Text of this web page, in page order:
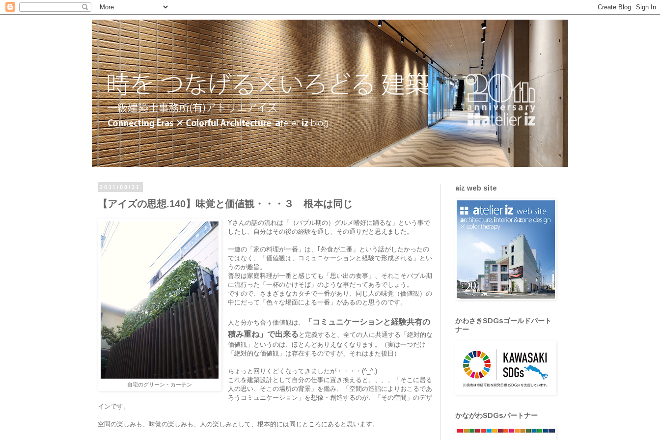
2011/08/31
【アイズの思想.140】味覚と価値観・・・３ 根本は同じ
自宅のグリーン・カーテン
Yさんの話の流れは「（バブル期の）グルメ嗜好に踊るな」という事で
したし、自分はその後の経験を通し、その通りだと思えました。
一連の「家の料理が一番」は、｢外食が二番」という話がしたかったの
ではなく、「価値観は、コミュニケーションと経験で形成される」とい
うのが趣旨。
普段は家庭料理が一番と感じても「思い出の食事」、それこそバブル期
に流行った「一杯のかけそば」のような事だってあるでしょう。
ですので、さまざまなカタチで一番があり、同じ人の味覚（価値観）の
中にだって「色々な場面による一番」があるのと思うのです。
人と分かち合う価値観は、
「コミュニケーションと経験共有の
積み重ね」で出来る と定義すると、全ての人に共通する「絶対的な
価値観」というのは、ほとんどありえなくなります。（実は一つだけ
「絶対的な価値観」は存在するのですが、それはまた後日）
ちょっと回りくどくなってきましたが・・・・(^_^;)
これを建築設計として自分の仕事に置き換えると、、、、「そこに居る
人の思い、そこの場所の背景」を鑑み、「空間の造詣によりおこるであ
ろうコミュニケーション」を想像・創造するのが、「その空間」のデザ
インです。
空間の楽しみも、味覚の楽しみも、人の楽しみとして、根本的には同じところにあると思います。
aiz web site
かわさきSDGsゴールドパート
ナー
かながわSDGsパートナー